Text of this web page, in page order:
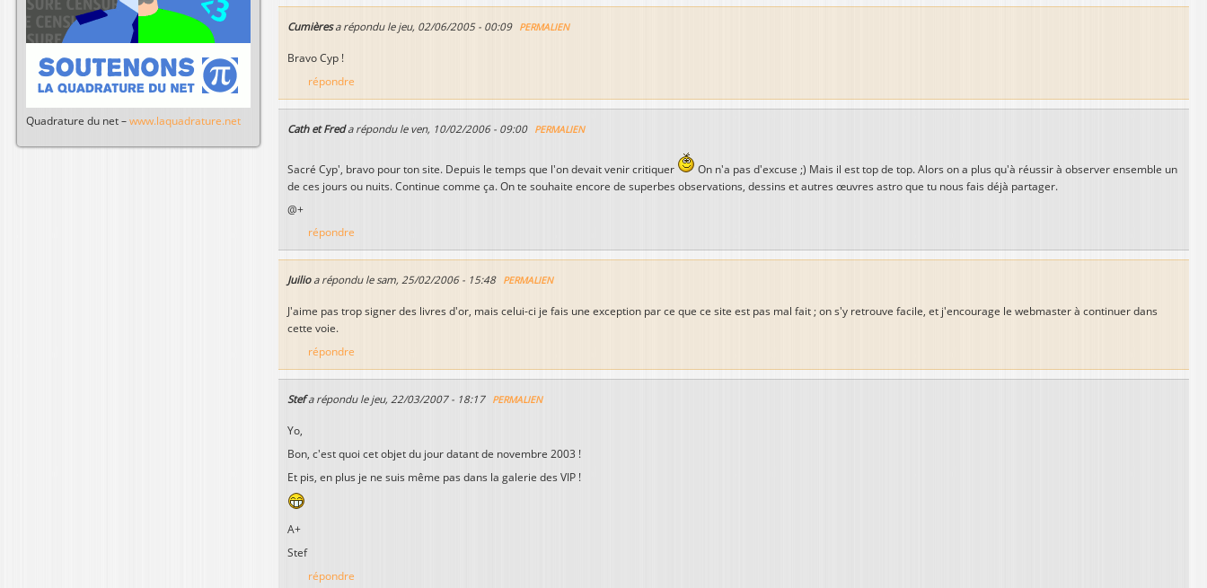
Cumièresa répondu le jeu, 02/06/2005 - 00:09 PERMALIEN
Bravo Cyp !
répondre
Cath et Freda répondu le ven, 10/02/2006 - 09:00 PERMALIEN
Sacré Cyp', bravo pour ton site. Depuis le temps que l'on devait venir critiquer
On n'a pas d'excuse ;) Mais il est top de top. Alors on a plus qu'à réussir à observer ensemble un
de ces jours ou nuits. Continue comme ça. On te souhaite encore de superbes observations, dessins et autres œuvres astro que tu nous fais déjà partager.
@+
répondre
Juilioa répondu lesam, 25/02/2006 - 15:48 PERMALIEN
J'aime pas trop signer des livres d'or, mais celui-ci je fais une exception par ce que ce site est pas mal fait ; on s'y retrouve facile, et j'encourage le webmaster à continuer dans
cette voie.
répondre
Stefa répondu le jeu, 22/03/2007 - 18:17 PERMALIEN
Yo,
Bon, c'est quoi cet objet du jour datant de novembre 2003 !
Et pis, en plus je ne suis même pas dans la galerie des VIP !
A+
Stef
répondre
Quadrature du net – www.laquadrature.net